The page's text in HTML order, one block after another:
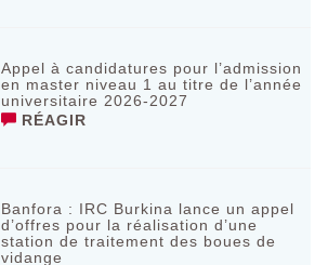
Appel à candidatures pour l’admission
en master niveau 1 au titre de l’année
universitaire 2026-2027
RÉAGIR
Banfora : IRC Burkina lance un appel
d’offres pour la réalisation d’une
station de traitement des boues de
vidange